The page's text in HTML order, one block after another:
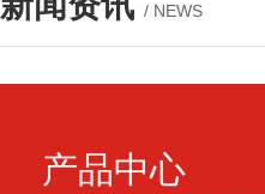
/ NEWS
产品中心